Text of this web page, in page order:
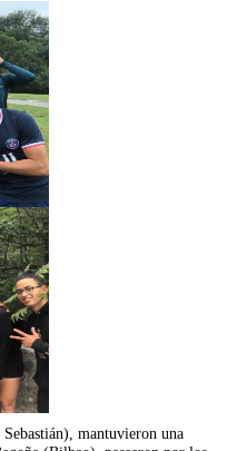
mantuvieron una